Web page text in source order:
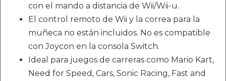
con el mando a distancia de Wii/Wii-u.
El control remoto de Wii y la correa para la
muñeca no están incluidos. No es compatible
con Joycon en la consola Switch.
Ideal para juegos de carreras como Mario Kart,
Need for Speed, Cars, Sonic Racing, Fast and